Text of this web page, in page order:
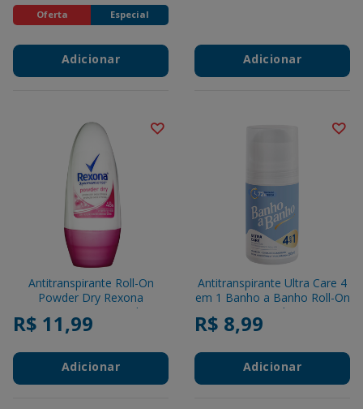
Oferta Especial
Adicionar Adicionar
Antitranspirante Roll-On
Powder Dry Rexona
Motionsense 50ml
R$ 11,99
Adicionar
Antitranspirante Ultra Care 4
em 1 Banho a Banho Roll-On
50ml
R$ 8,99
Adicionar